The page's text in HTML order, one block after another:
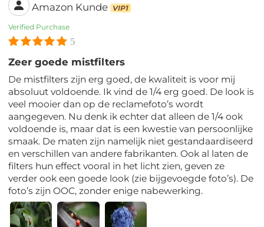
Amazon Kunde VIP1
Verified Purchase
5
Zeer goede mistfilters
De mistfilters zijn erg goed, de kwaliteit is voor mij
absoluut voldoende. Ik vind de 1/4 erg goed. De look is
veel mooier dan op de reclamefoto’s wordt
aangegeven. Nu denk ik echter dat alleen de 1/4 ook
voldoende is, maar dat is een kwestie van persoonlijke
smaak. De maten zijn namelijk niet gestandaardiseerd
en verschillen van andere fabrikanten. Ook al laten de
filters hun effect vooral in het licht zien, geven ze
verder ook een goede look (zie bijgevoegde foto’s). De
foto’s zijn OOC, zonder enige nabewerking.